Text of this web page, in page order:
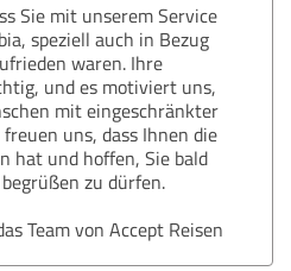
Sie mit unserem Service
speziell auch in Bezug
waren. Ihre
und es motiviert uns,
mit eingeschränkter
uns, dass Ihnen die
hat und hoffen, Sie bald
zu dürfen.
Team von Accept Reisen